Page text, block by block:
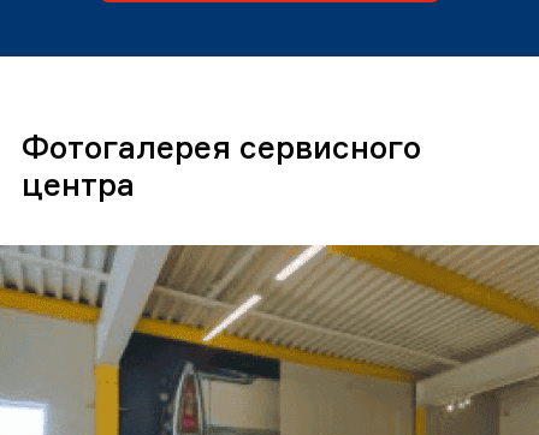
Фотогалерея сервисного
центра